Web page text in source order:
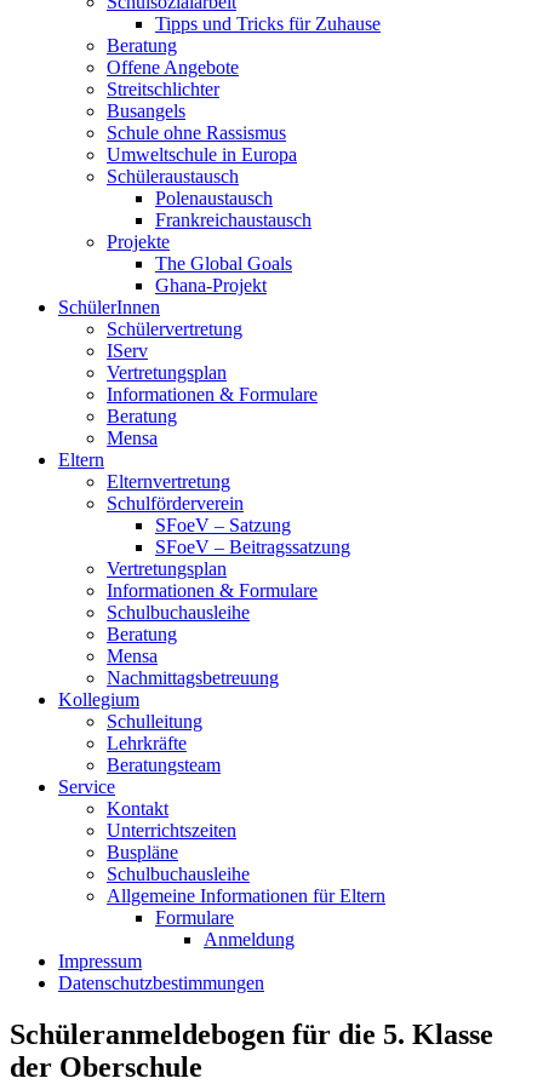
Tipps und Tricks für Zuhause
Beratung
Offene Angebote
Streitschlichter
Busangels
Schule ohne Rassismus
Umweltschule in Europa
Schüleraustausch
Polenaustausch
Frankreichaustausch
Projekte
The Global Goals
Ghana-Projekt
SchülerInnen
Schülervertretung
IServ
Vertretungsplan
Informationen & Formulare
Beratung
Mensa
Eltern
Elternvertretung
Schulförderverein
SFoeV – Satzung
SFoeV – Beitragssatzung
Vertretungsplan
Informationen & Formulare
Schulbuchausleihe
Beratung
Mensa
Nachmittagsbetreuung
Kollegium
Schulleitung
Lehrkräfte
Beratungsteam
Service
Kontakt
Unterrichtszeiten
Buspläne
Schulbuchausleihe
Allgemeine Informationen für Eltern
Formulare
Anmeldung
Impressum
Datenschutzbestimmungen
Schüleranmeldebogen für die 5. Klasse
der Oberschule